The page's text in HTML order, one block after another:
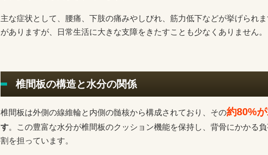
主な症状として、腰痛、下肢の痛みやしびれ、筋力低下などが挙げられ
がありますが、日常生活に大きな支障をきたすことも少なくありません。
椎間板の構造と水分の関係
椎間板は外側の線維輪と内側の髄核から構成されており、その約80%
す。この豊富な水分が椎間板のクッション機能を保持し、背骨にかかる
割を担っています。